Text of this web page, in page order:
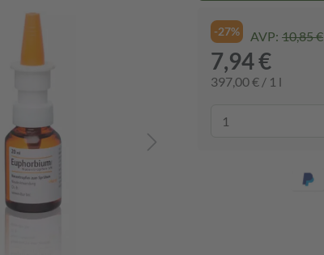
-27% AVP: 10,85 €
7,94 €
397,00 € / 1 l